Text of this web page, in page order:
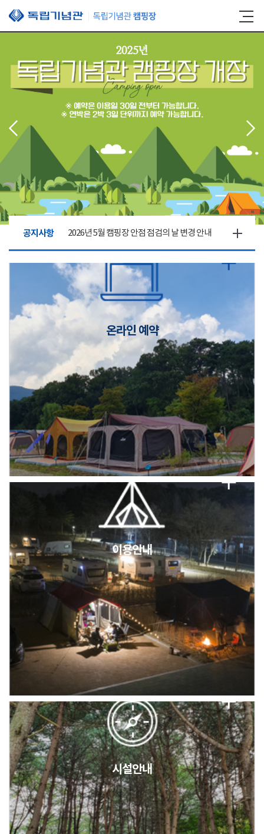
본문 바로가기
공지사항 2026년 5월 캠핑장 안점 점검의 날 변경 안내
캠핑장(9월1일~6일) 미운영 공지
2026년 5월 캠핑장 안점 점검의 날 변경 안내
캠핑장(9월1일~6일) 미운영 공지
2026년 5월 캠핑장 안점 점검의 날 변경 안내
캠핑장(9월1일~6일) 미운영 공지
2026년 5월 캠핑장 안점 점검의 날 변경 안내
캠핑장(9월1일~6일) 미운영 공지
[6/1]전산시스템 점검 및 안정화에 따른 서비스 이용 제한 안내
온라인 예약
이용안내
시설안내